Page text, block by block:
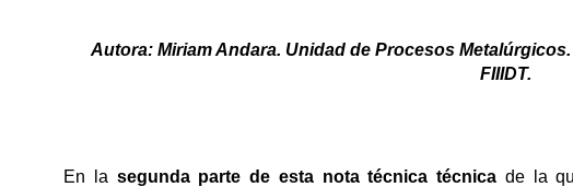
Autora: Miriam Andara. Unidad de Procesos
FIIIDT.
En la segunda parte de esta nota técnicatécnica de la